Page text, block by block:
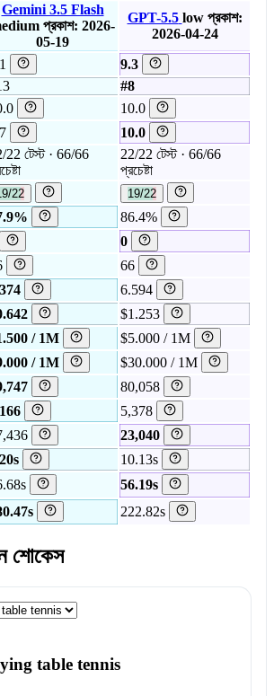
Gemini 3.5 Flash
প্রকাশ: 2026-
05-19
GPT-5.5 low প্রকাশ:
2026-04-24
9.3
#8
10.0
10.0
22 টেস্ট · 66/66
22/22 টেস্ট · 66/66
প্রচেষ্টা
22 19/22
86.4%
0
66
6.594
$1.253
/ 1M $5.000 / 1M
/ 1M $30.000 / 1M
80,058
5,378
23,040
10.13s
56.19s
222.82s
শোকেস
table tennis